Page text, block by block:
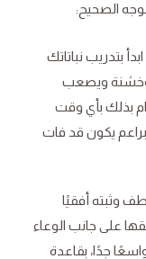
الصحيح:
بتدريب نباتاتك
وخشنة ويصعب
بذلك بأي وقت
يكون قد فات
وثبته أفقيًا
على جانب الوعاء
واسعًا جدًا، بقاعدة